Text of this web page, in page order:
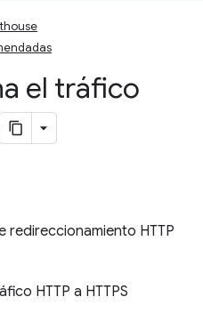
el tráfico
redireccionamiento HTTP
HTTP a HTTPS